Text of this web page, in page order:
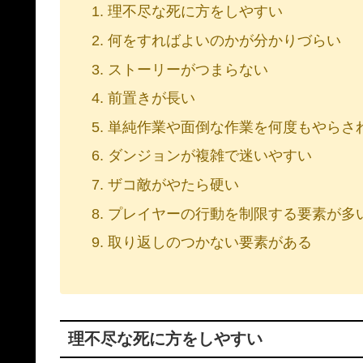
理不尽な死に方をしやすい
何をすればよいのかが分かりづらい
ストーリーがつまらない
前置きが長い
単純作業や面倒な作業を何度もやらさ
ダンジョンが複雑で迷いやすい
ザコ敵がやたら硬い
プレイヤーの行動を制限する要素が多
取り返しのつかない要素がある
理不尽な死に方をしやすい